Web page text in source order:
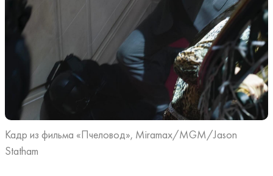
Кадр из фильма «Пчеловод», Miramax/MGM/Jason
Statham